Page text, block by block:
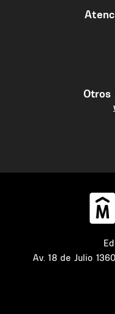
Av. 18 de Julio